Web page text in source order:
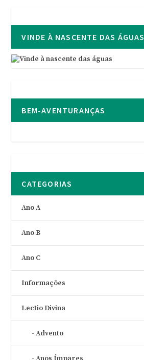
VINDE À NASCENTE DAS ÁGUAS
BEM-AVENTURANÇAS
CATEGORIAS
Ano A
Ano B
Ano C
Informações
Lectio Divina
Advento